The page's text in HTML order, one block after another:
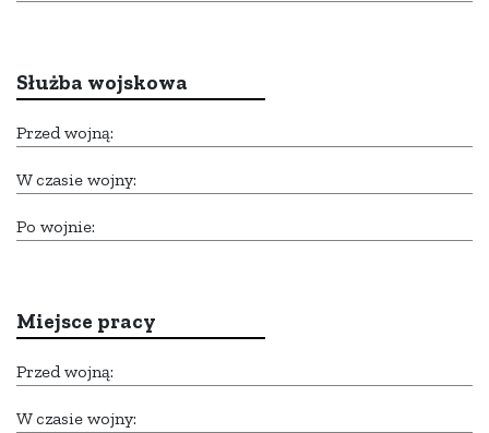
Służba wojskowa
Przed wojną:
W czasie wojny:
Po wojnie:
Miejsce pracy
Przed wojną:
W czasie wojny: